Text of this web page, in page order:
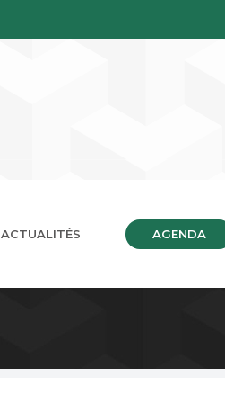
ACTUALITÉS AGENDA